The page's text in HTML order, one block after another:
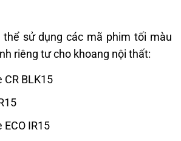
thể sử dụng các mã phim tối màu
riêng tư cho khoang nội thất:
BLK15
IR15